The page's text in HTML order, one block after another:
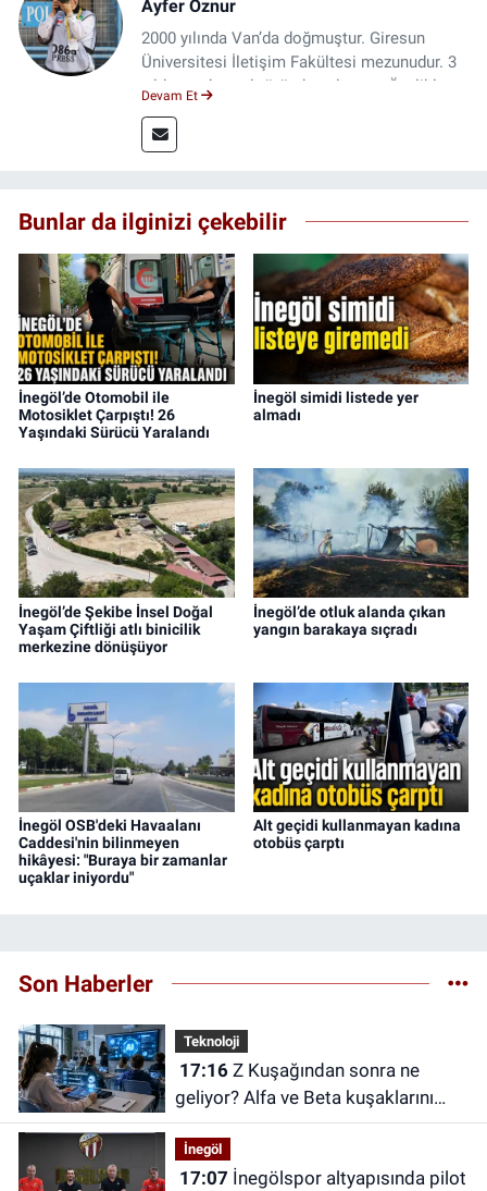
Ayfer Öznur
2000 yılında Van’da doğmuştur. Giresun
Üniversitesi İletişim Fakültesi mezunudur. 3
yıldır medya sektöründe çalışıyor. Özelikle
Devam Et
Bunlar da ilginizi çekebilir
İnegöl’de Otomobil ile
Motosiklet Çarpıştı! 26
Yaşındaki Sürücü Yaralandı
İnegöl simidi listede yer
almadı
İnegöl’de Şekibe İnsel Doğal
Yaşam Çiftliği atlı binicilik
merkezine dönüşüyor
İnegöl’de otluk alanda çıkan
yangın barakaya sıçradı
İnegöl OSB'deki Havaalanı
Caddesi'nin bilinmeyen
hikâyesi: "Buraya bir zamanlar
uçaklar iniyordu"
Alt geçidi kullanmayan kadına
otobüs çarptı
Son Haberler
Teknoloji
17:16Z Kuşağından sonra ne
geliyor? Alfa ve Beta kuşaklarını
nasıl bir gelecek bekliyor?
İnegöl
17:07